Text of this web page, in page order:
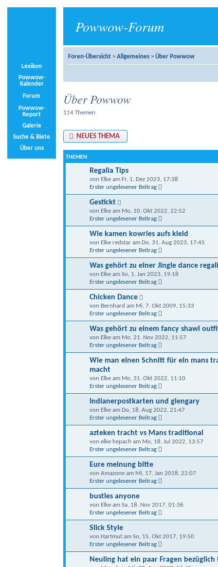
Powwow-Forum
Lexikon
Powwow-
Kalender
Forum
Powwow-
Report
Galerie
Suche & Biete
Über uns
Foren-Übersicht > Allgemeines > Über Powwow
Über Powwow
114 Themen
NEUES THEMA
THEMEN
Regalia Tips
von Elke am Fr, 1. Dez 2023, 17:38
Erster ungelesener Beitrag
Gestickt
von Elke am Mo, 10. Okt 2022, 22:52
Erster ungelesener Beitrag
Wie kamen kowries aufs kleid
von Elke redstar am Do, 31. Aug 2023, 17:45
Erster ungelesener Beitrag
Was gehört zu einer Jingle dance
von Elke am So, 1. Jan 2023, 19:18
Erster ungelesener Beitrag
Chicken Dance
von Bernhard am Mi, 7. Okt 2009, 15:33
Erster ungelesener Beitrag
Was gehört zu einem fancy shawl
von Elke am Mo, 21. Nov 2022, 11:57
Erster ungelesener Beitrag
Wie man einen Schnitt für ein mans
macht
von Elke am Mo, 31. Okt 2022, 11:10
Erster ungelesener Beitrag
Indianerpostkarten und glengary
von Elke am Do, 18. Aug 2022, 21:47
Erster ungelesener Beitrag
azteken tracht vs Mans traditional
von elke hepach am Mo, 18. Jul 2022, 13:57
Erster ungelesener Beitrag
Eure meinung bitte
von Amazone am Mi, 17. Jan 2018, 22:07
Erster ungelesener Beitrag
bustles anyone
von Elke am Sa, 18. Nov 2017, 01:36
Erster ungelesener Beitrag
Slick Style
von Hartmut am So, 15. Okt 2017, 19:50
Erster ungelesener Beitrag
Neuling hat ein paar Fragen bezüglich